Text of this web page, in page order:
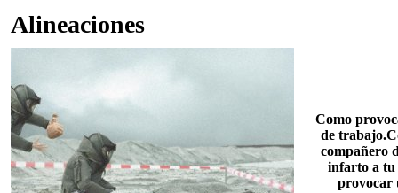
Alineaciones
Como
de
compañero
infarto a tu
provocar